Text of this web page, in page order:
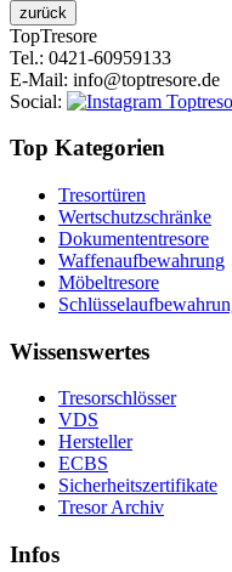
TopTresore
Tel.: 0421-60959133
E-Mail: info@toptresore.de
Social:
Top Kategorien
Tresortüren
Wertschutzschränke
Dokumententresore
Waffenaufbewahrung
Möbeltresore
Wissenswertes
Tresorschlösser
VDS
Hersteller
ECBS
Sicherheitszertifikate
Tresor Archiv
Infos